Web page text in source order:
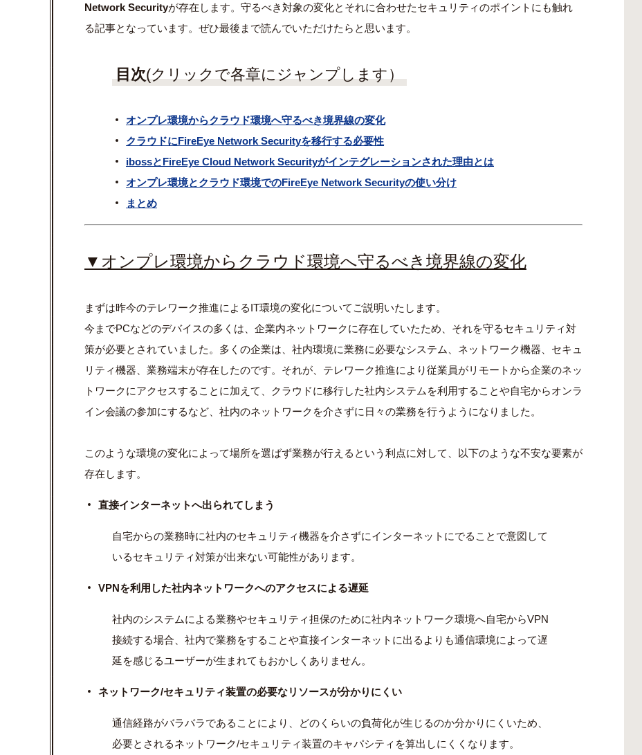
Network Securityが存在します。守るべき対象の変化とそれに合わせたセキュリティのポイントにも触れ
る記事となっています。ぜひ最後まで読んでいただけたらと思います。
目次(クリックで各章にジャンプします）
オンプレ環境からクラウド環境へ守るべき境界線の変化
クラウドにFireEye Network Securityを移行する必要性
ibossとFireEye Cloud Network Securityがインテグレーションされた理由とは
オンプレ環境とクラウド環境でのFireEye Network Securityの使い分け
まとめ
▼オンプレ環境からクラウド環境へ守るべき境界線の変化
まずは昨今のテレワーク推進によるIT環境の変化についてご説明いたします。
今までPCなどのデバイスの多くは、企業内ネットワークに存在していたため、それを守るセキュリティ対
策が必要とされていました。多くの企業は、社内環境に業務に必要なシステム、ネットワーク機器、セキュ
リティ機器、業務端末が存在したのです。それが、テレワーク推進により従業員がリモートから企業のネッ
トワークにアクセスすることに加えて、クラウドに移行した社内システムを利用することや自宅からオンラ
イン会議の参加にするなど、社内のネットワークを介さずに日々の業務を行うようになりました。
このような環境の変化によって場所を選ばず業務が行えるという利点に対して、以下のような不安な要素が
存在します。
直接インターネットへ出られてしまう
自宅からの業務時に社内のセキュリティ機器を介さずにインターネットにでることで意図して
いるセキュリティ対策が出来ない可能性があります。
VPNを利用した社内ネットワークへのアクセスによる遅延
社内のシステムによる業務やセキュリティ担保のために社内ネットワーク環境へ自宅からVPN
接続する場合、社内で業務をすることや直接インターネットに出るよりも通信環境によって遅
延を感じるユーザーが生まれてもおかしくありません。
ネットワーク/セキュリティ装置の必要なリソースが分かりにくい
通信経路がバラバラであることにより、どのくらいの負荷化が生じるのか分かりにくいため、
必要とされるネットワーク/セキュリティ装置のキャパシティを算出しにくくなります。